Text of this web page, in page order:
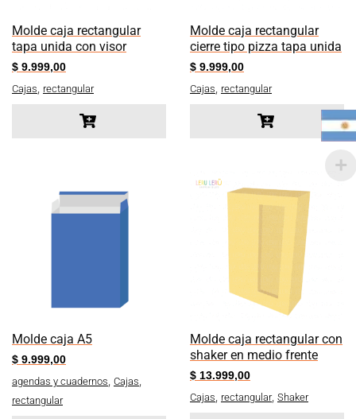
Molde caja rectangular
tapa unida con visor
$ 9.999,00
Cajas rectangular
Molde caja rectangular
cierre tipo pizza tapa unida
$ 9.999,00
Cajas rectangular
Molde caja A5
$ 9.999,00
agendas y cuadernos Cajas
rectangular
Molde caja rectangular con
shaker en medio frente
$ 13.999,00
Cajas rectangular, Shaker